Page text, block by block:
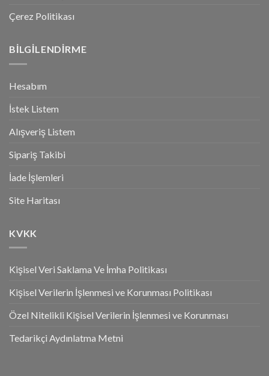
Çerez Politikası
BILGILENDIRME
Hesabım
İstek Listem
Alışveriş Listem
Sipariş Takibi
İade İşlemleri
Site Haritası
KVKK
Kişisel Veri Saklama Ve İmha Politikası
Kişisel Verilerin İşlenmesi ve Korunması Politikası
Özel Nitelikli Kişisel Verilerin İşlenmesi ve Korunması
Tedarikçi Aydınlatma Metni